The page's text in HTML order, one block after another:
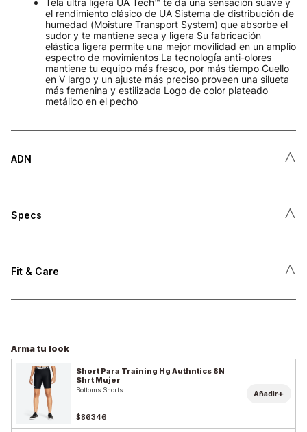
el rendimiento clásico de UA Sistema de distribución de
humedad (Moisture Transport System) que absorbe el
sudor y te mantiene seca y ligera Su fabricación
elástica ligera permite una mejor movilidad en un amplio
espectro de movimientos La tecnologí­a anti-olores
mantiene tu equipo más fresco, por más tiempo Cuello
en V largo y un ajuste más preciso proveen una silueta
más femenina y estilizada Logo de color plateado
metálico en el pecho
ADN ˄
Specs ˄
Fit & Care ˄
Arma tu look
Short Para Training Hg Authntics 8N
Shrt Mujer
Bottoms Shorts
$86346
Añadir+